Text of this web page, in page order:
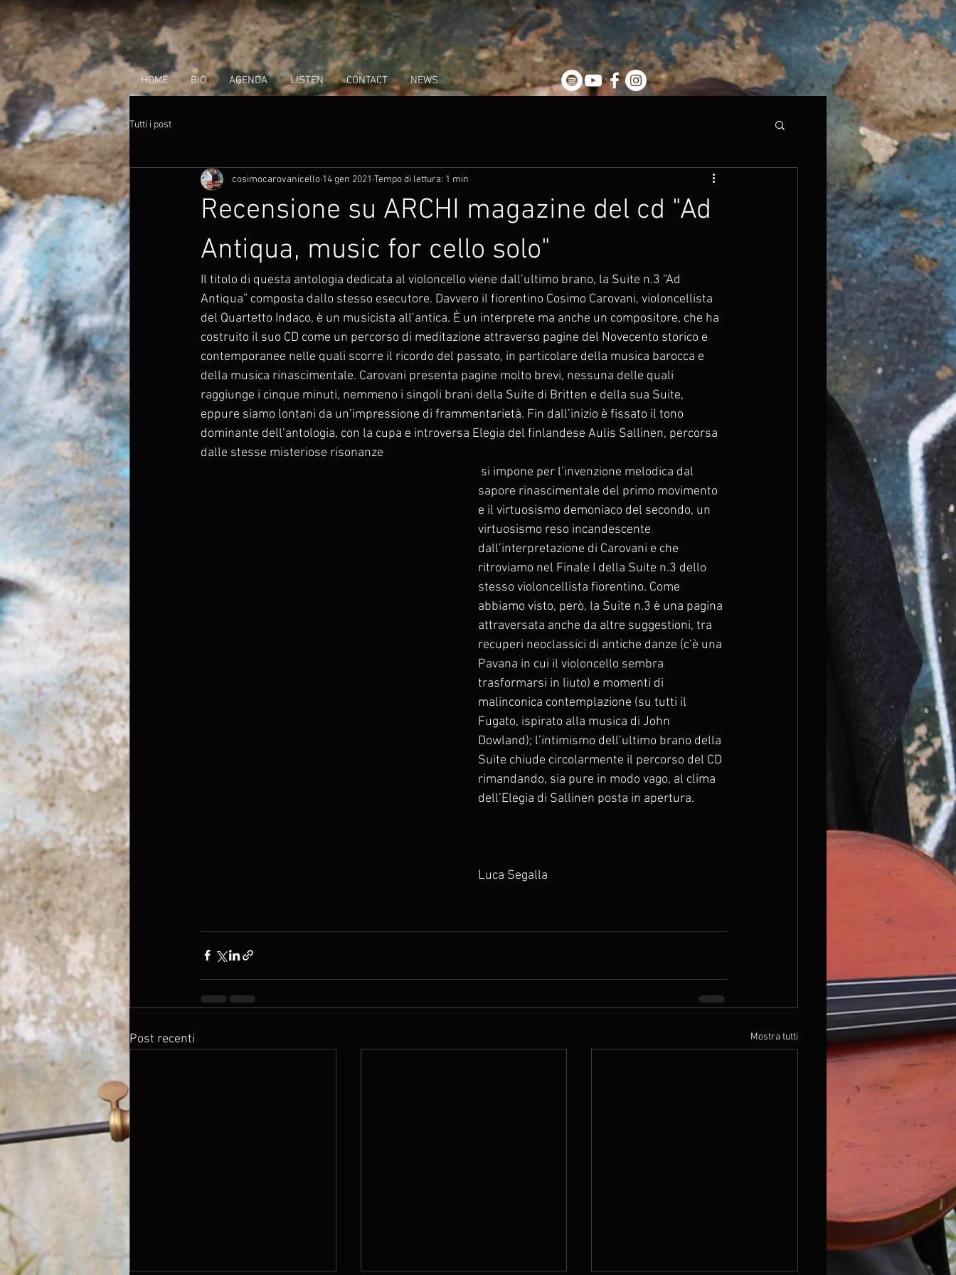
HOME BIO AGENDA LISTEN CONTACT NEWS
Tutti i post
Recensione su ARCHI magazine del cd "Ad
Antiqua, music for cello solo"
cosimocarovanicello 14 gen 2021 Tempo di lettura: 1 min
Il titolo di questa antologia dedicata al violoncello viene dall’ultimo brano, la Suite n.3 “Ad
Antiqua” composta dallo stesso esecutore. Davvero il fiorentino Cosimo Carovani, violoncellista
del Quartetto Indaco, è un musicista all’antica. È un interprete ma anche un compositore, che ha
costruito il suo CD come un percorso di meditazione attraverso pagine del Novecento storico e
contemporanee nelle quali scorre il ricordo del passato, in particolare della musica barocca e
della musica rinascimentale. Carovani presenta pagine molto brevi, nessuna delle quali
raggiunge i cinque minuti, nemmeno i singoli brani della Suite di Britten e della sua Suite,
eppure siamo lontani da un’impressione di frammentarietà. Fin dall’inizio è fissato il tono
dominante dell’antologia, con la cupa e introversa Elegia del finlandese Aulis Sallinen, percorsa
dalle stesse misteriose risonanze
sapore rinascimentale del primo movimento
e il virtuosismo demoniaco del secondo, un
virtuosismo reso incandescente
dall’interpretazione di Carovani e che
ritroviamo nel Finale I della Suite n.3 dello
stesso violoncellista fiorentino. Come
abbiamo visto, però, la Suite n.3 è una pagina
attraversata anche da altre suggestioni, tra
recuperi neoclassici di antiche danze (c’è una
Pavana in cui il violoncello sembra
trasformarsi in liuto) e momenti di
malinconica contemplazione (su tutti il
Fugato, ispirato alla musica di John
Dowland); l’intimismo dell’ultimo brano della
Suite chiude circolarmente il percorso del CD
rimandando, sia pure in modo vago, al clima
dell’Elegia di Sallinen posta in apertura.
Luca Segalla
Post recenti Mostra tutti